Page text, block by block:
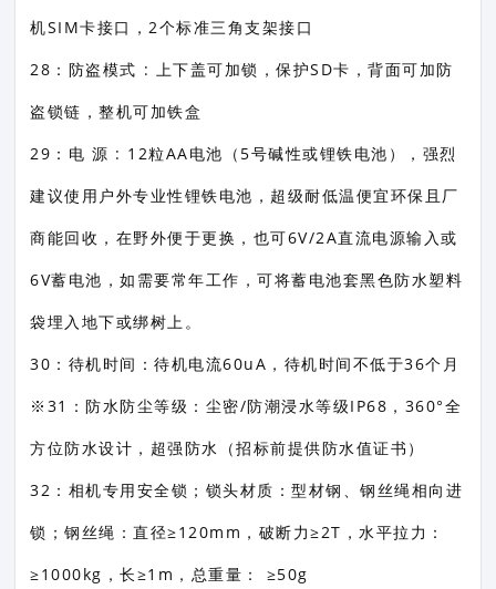
机SIM卡接口，2个标准三角支架接口
28：防盗模式 : 上下盖可加锁，保护SD卡，背面可加防
盗锁链，整机可加铁盒
29：电 源 : 12粒AA电池（5号碱性或锂铁电池），强烈
建议使用户外专业性锂铁电池，超级耐低温便宜环保且厂
商能回收，在野外便于更换，也可6V/2A直流电源输入或
6V蓄电池，如需要常年工作，可将蓄电池套黑色防水塑料
袋埋入地下或绑树上。
30：待机时间：待机电流60uA，待机时间不低于36个月
※31：防水防尘等级：尘密/防潮浸水等级IP68，360°全
方位防水设计，超强防水（招标前提供防水值证书）
32：相机专用安全锁；锁头材质：型材钢、钢丝绳相向进
锁；钢丝绳：直径≥120mm，破断力≥2T，水平拉力：
≥1000kg，长≥1m，总重量： ≥50g